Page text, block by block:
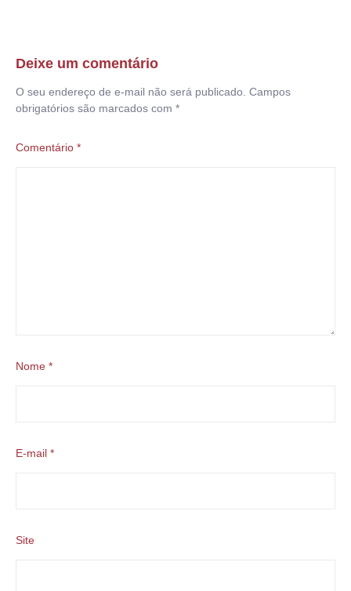
Deixe um comentário
O seu endereço de e-mail não será publicado. Campos
obrigatórios são marcados com *
Comentário *
Nome *
E-mail *
Site